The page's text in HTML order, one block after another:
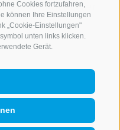
Cookies fortzufahren,
können Ihre Einstellungen
„Cookie-Einstellungen"
unten links klicken.
Gerät.
auf mich?Hier
am Rosskopf.